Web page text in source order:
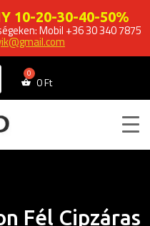
10-20-30-40-50%
Mobil +36 30 340 7875
0Ft
Fél Cipzáras